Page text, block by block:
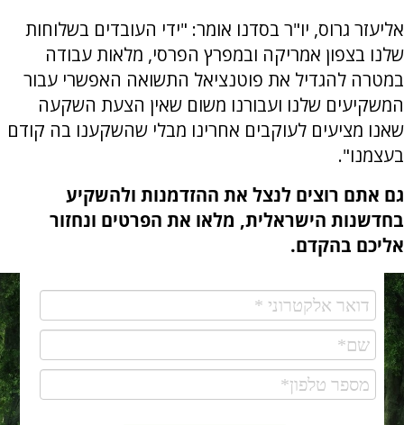
אליעזר גרוס, יו"ר בסדנו אומר: "ידי העובדים בשלוחות
שלנו בצפון אמריקה ובמפרץ הפרסי, מלאות עבודה
במטרה להגדיל את פוטנציאל התשואה האפשרי עבור
המשקיעים שלנו ועבורנו משום שאין הצעת השקעה
שאנו מציעים לעוקבים אחרינו מבלי שהשקענו בה קודם
בעצמנו".
גם אתם רוצים לנצל את ההזדמנות ולהשקיע
בחדשנות הישראלית, מלאו את הפרטים ונחזור
אליכם בהקדם.